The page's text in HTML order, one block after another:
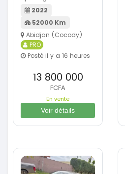
2022
52000 Km
Abidjan (Cocody)
PRO
Posté il y a 16 heures
13 800 000
FCFA
En vente
Voir détails